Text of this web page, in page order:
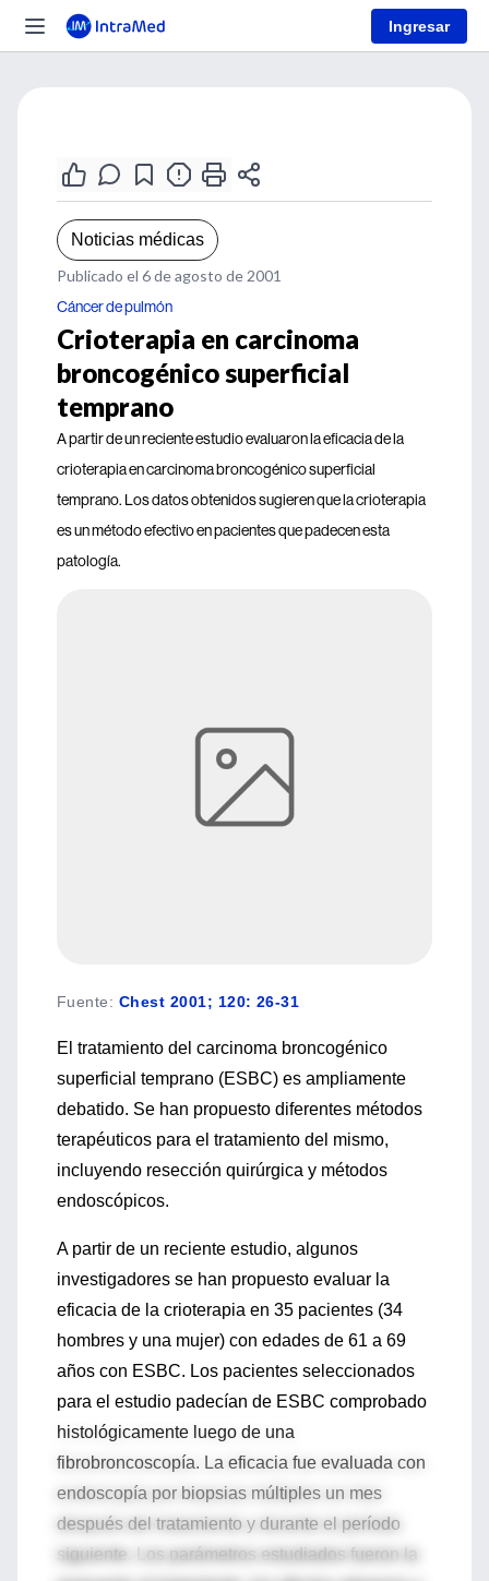
Ingresar
Noticias médicas
Publicado el 6 de agosto de 2001
Cáncer de pulmón
Crioterapia en carcinoma
broncogénico superficial
temprano
A partir de un reciente estudio evaluaron la eficacia de la
crioterapia en carcinoma broncogénico superficial
temprano. Los datos obtenidos sugieren que la crioterapia
es un método efectivo en pacientes que padecen esta
patología.
Fuente: Chest 2001; 120: 26-31
El tratamiento del carcinoma broncogénico
superficial temprano (ESBC) es ampliamente
debatido. Se han propuesto diferentes métodos
terapéuticos para el tratamiento del mismo,
incluyendo resección quirúrgica y métodos
endoscópicos.
A partir de un reciente estudio, algunos
investigadores se han propuesto evaluar la
eficacia de la crioterapia en 35 pacientes (34
hombres y una mujer) con edades de 61 a 69
años con ESBC. Los pacientes seleccionados
para el estudio padecían de ESBC comprobado
histológicamente luego de una
fibrobroncoscopía. La eficacia fue evaluada con
endoscopía por biopsias múltiples un mes
después del tratamiento y durante el período
siguiente. Los parámetros estudiados fueron la